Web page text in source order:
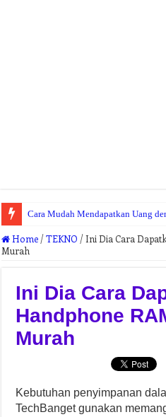
Cara Mudah Mendapatkan Uang
Home /TEKNO /Ini Dia Cara
Murah
Ini Dia Cara
Handphone
Murah
Kebutuhan penyimpanan
TechBanget gunakan